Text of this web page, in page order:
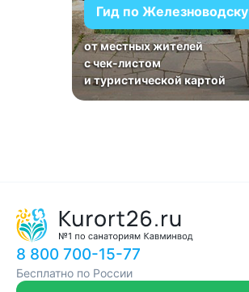
Гид по Железноводску
от местных жителей
с чек-листом
и туристической картой
8 800 700-15-77
Бесплатно по России